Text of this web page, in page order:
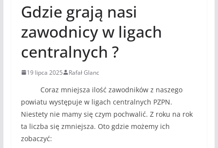
Gdzie grają nasi
zawodnicy w ligach
centralnych ?
19 lipca 2025 Rafał Glanc
Coraz mniejsza ilość zawodników z naszego
powiatu występuje w ligach centralnych PZPN.
Niestety nie mamy się czym pochwalić. Z roku na rok
ta liczba się zmniejsza. Oto gdzie możemy ich
zobaczyć: